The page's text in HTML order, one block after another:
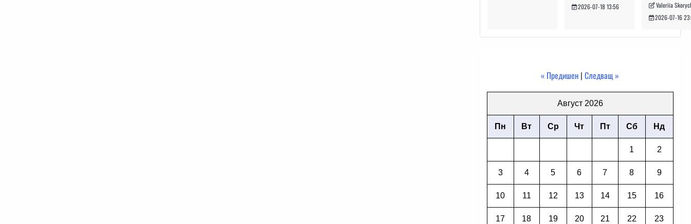
2026-07-18 13:56
Valeriia
2026-07-16
« Предишен |Следващ »
Август 2026
Пн Вт Ср Чт Пт Сб Нд
1 2
3 4 5 6 7 8 9
10 11 12 13 14 15 16
17 18 19 20 21 22 23